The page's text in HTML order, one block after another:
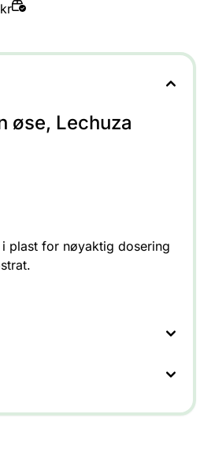
øse, Lechuza
plast for nøyaktig dosering